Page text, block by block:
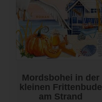
Mordsbohei in der
kleinen Frittenbude
am Strand